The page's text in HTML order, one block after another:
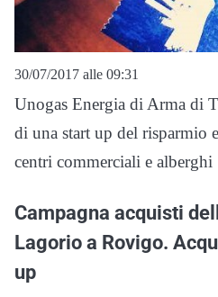
30/07/2017 alle 09:31
Unogas Energia di Arma di
di una start up del risparmio
centri commerciali e alberghi
Campagna acquisti
Lagorio a Rovigo.
up